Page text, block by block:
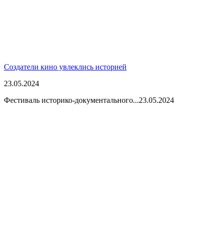
Создатели кино увлеклись историей
23.05.2024
Фестиваль историко-документального...23.05.2024